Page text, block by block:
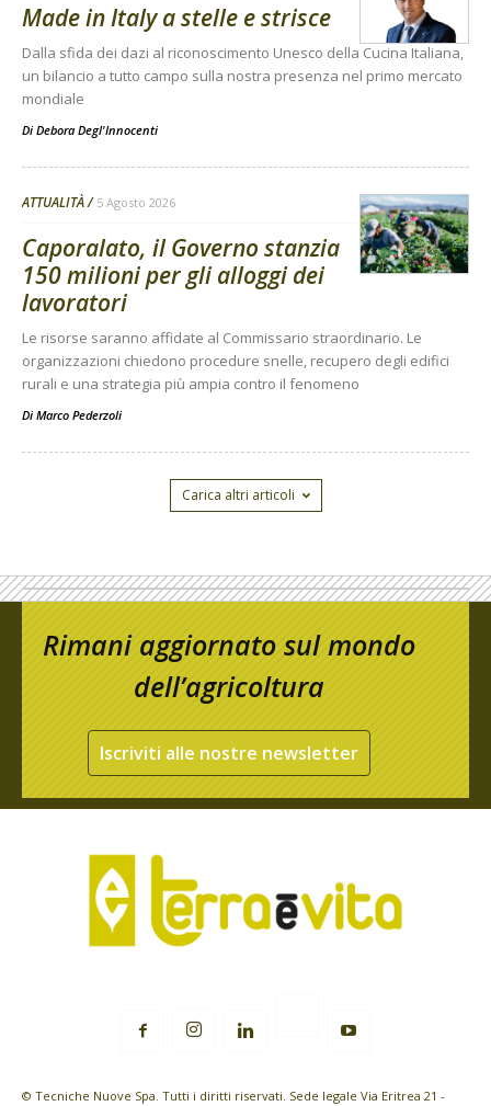
Made in Italy a stelle e strisce
Dalla sfida dei dazi al riconoscimento Unesco della Cucina Italiana,
un bilancio a tutto campo sulla nostra presenza nel primo mercato
mondiale
Di Debora Degl'Innocenti
ATTUALITÀ 5 Agosto 2026
Caporalato, il Governo stanzia
150 milioni per gli alloggi dei
lavoratori
Le risorse saranno affidate al Commissario straordinario. Le
organizzazioni chiedono procedure snelle, recupero degli edifici
rurali e una strategia più ampia contro il fenomeno
Di Marco Pederzoli
Carica altri articoli
Rimani aggiornato sul mondo
dell’agricoltura
Iscriviti alle nostre newsletter
© Tecniche Nuove Spa. Tutti i diritti riservati. Sede legale Via Eritrea 21 -